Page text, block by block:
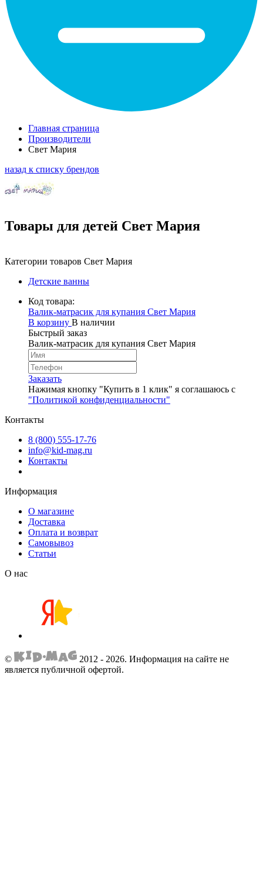
Главная страница
Производители
Свет Мария
назад к списку брендов
Товары для детей Свет Мария
Категории товаров Свет Мария
Детские ванны
Код товара:
Валик-матрасик для купания Свет Мария
В корзину В наличии
Быстрый заказ
Валик-матрасик для купания Свет Мария
Заказать
Нажимая кнопку "Купить в 1 клик" я соглашаюсь с
"Политикой конфиденциальности"
Контакты
8 (800) 555-17-76
info@kid-mag.ru
Контакты
Информация
О магазине
Доставка
Оплата и возврат
Самовывоз
Статьи
О нас
© 2012 - 2026. Информация на сайте не
является публичной офертой.